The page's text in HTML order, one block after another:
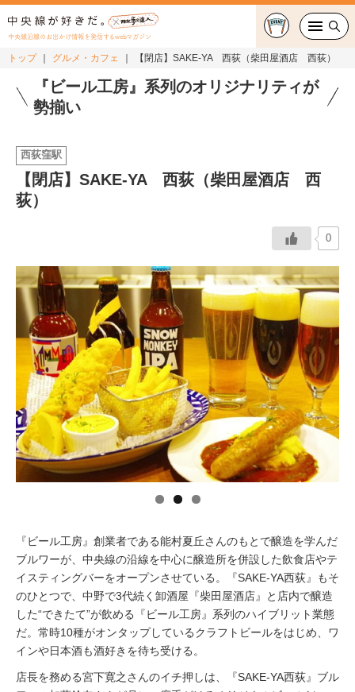
中央線沿線のお出かけ情報を発信するwebマガジン
グルメ・カフェ
おでかけ
ショッピング
特集
連載
中央線フェス
イベント情報
おしらせ
駅から探す
トップ グルメ・カフェ 【閉店】SAKE-YA 西荻（柴田屋酒店 西荻）
『ビール工房』系列のオリジナリティが
勢揃い
西荻窪駅
【閉店】SAKE-YA 西荻（柴田屋酒店 西
荻）
0
『ビール工房』創業者である能村夏丘さんのもとで醸造を学んだ
ブルワーが、中央線の沿線を中心に醸造所を併設した飲食店やテ
イスティングバーをオープンさせている。『SAKE-YA西荻』もそ
のひとつで、中野で3代続く卸酒屋『柴田屋酒店』と店内で醸造
した“できたて”が飲める『ビール工房』系列のハイブリット業態
だ。常時10種がオンタップしているクラフトビールをはじめ、ワ
インや日本酒も酒好きを待ち受ける。
店長を務める宮下寛之さんのイチ押しは、『SAKE-YA西荻』ブル